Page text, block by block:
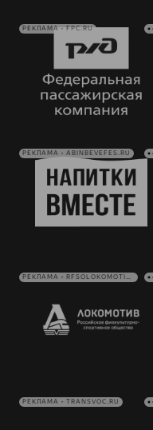
РЕКЛАМА • FPC.RU
РЕКЛАМА • ABINBEVEFES.RU
РЕКЛАМА • RFSOLOKOMOTIV.RU
РЕКЛАМА • TRANSVOC.RU